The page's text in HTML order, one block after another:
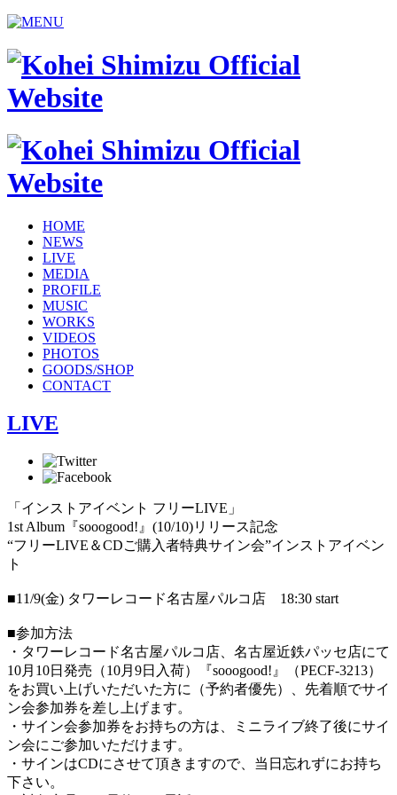
HOME
NEWS
LIVE
MEDIA
PROFILE
MUSIC
WORKS
VIDEOS
PHOTOS
GOODS/SHOP
CONTACT
LIVE
「インストアイベント フリーLIVE」
1st Album『sooogood!』(10/10)リリース記念
“フリーLIVE＆CDご購入者特典サイン会”インストアイベン
ト
■11/9(金) タワーレコード名古屋パルコ店 18:30 start
■参加方法
・タワーレコード名古屋パルコ店、名古屋近鉄パッセ店にて
10月10日発売（10月9日入荷）『sooogood!』（PECF-3213）
をお買い上げいただいた方に（予約者優先）、先着順でサイ
ン会参加券を差し上げます。
・サイン会参加券をお持ちの方は、ミニライブ終了後にサイ
ン会にご参加いただけます。
・サインはCDにさせて頂きますので、当日忘れずにお持ち
下さい。